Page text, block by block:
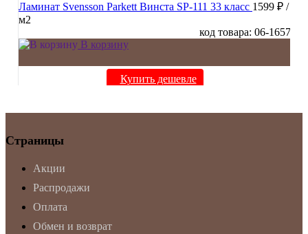
Ламинат Svensson Parkett Винста SP-111 33 класс 1599 ₽ /
м2
код товара: 06-1657
В корзину
Купить дешевле
Страницы
Акции
Распродажи
Оплата
Обмен и возврат